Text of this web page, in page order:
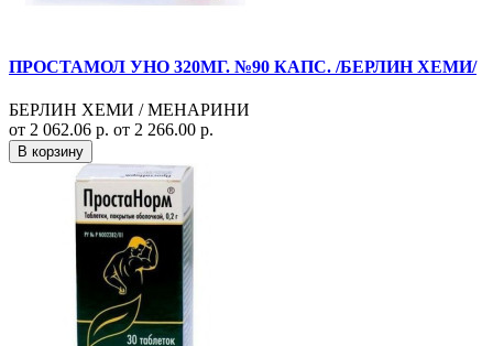
ПРОСТАМОЛ УНО 320МГ. №90 КАПС. /БЕРЛИН ХЕМИ/
БЕРЛИН ХЕМИ / МЕНАРИНИ
от 2 062.06 р. от 2 266.00 р.
В корзину